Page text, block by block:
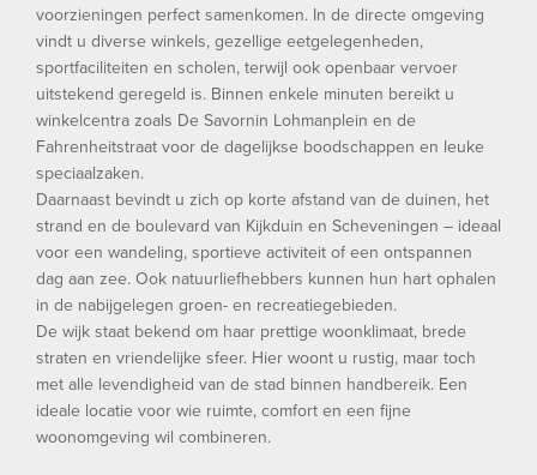
voorzieningen perfect samenkomen. In de directe omgeving
vindt u diverse winkels, gezellige eetgelegenheden,
sportfaciliteiten en scholen, terwijl ook openbaar vervoer
uitstekend geregeld is. Binnen enkele minuten bereikt u
winkelcentra zoals De Savornin Lohmanplein en de
Fahrenheitstraat voor de dagelijkse boodschappen en leuke
speciaalzaken.
Daarnaast bevindt u zich op korte afstand van de duinen, het
strand en de boulevard van Kijkduin en Scheveningen – ideaal
voor een wandeling, sportieve activiteit of een ontspannen
dag aan zee. Ook natuurliefhebbers kunnen hun hart ophalen
in de nabijgelegen groen- en recreatiegebieden.
De wijk staat bekend om haar prettige woonklimaat, brede
straten en vriendelijke sfeer. Hier woont u rustig, maar toch
met alle levendigheid van de stad binnen handbereik. Een
ideale locatie voor wie ruimte, comfort en een fijne
woonomgeving wil combineren.